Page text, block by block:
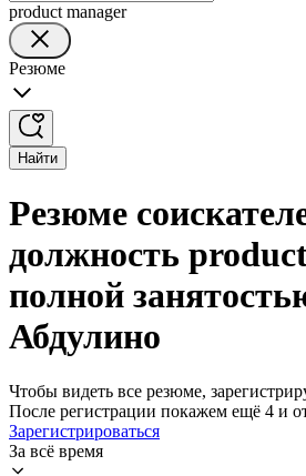
product manager
Резюме
Найти
Резюме
должность
полной
Абдулино
Чтобы видеть все резюме,
После регистрации покажем ещё 4 и
Зарегистрироваться
За всё время